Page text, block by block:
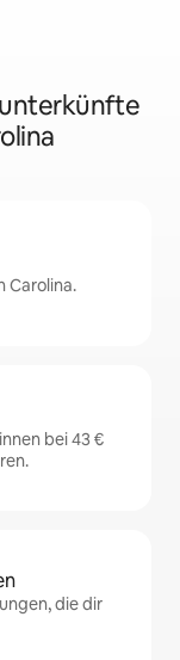
Carolina.
bei 43 €
die dir